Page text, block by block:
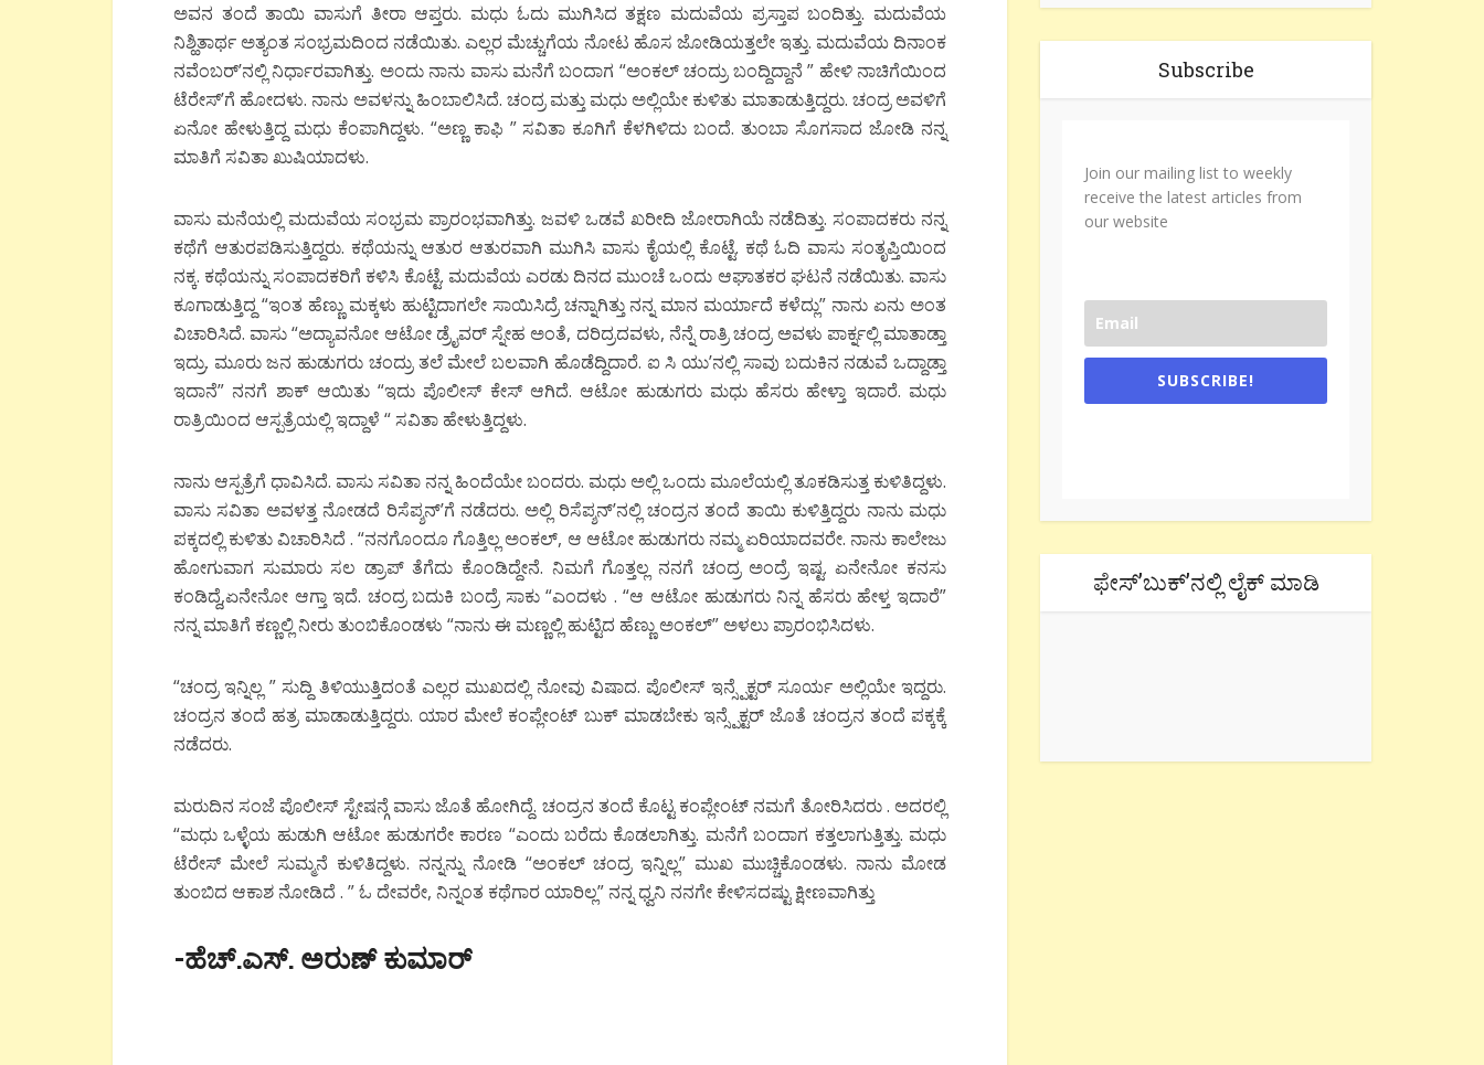
ಅವನ ತಂದೆ ತಾಯಿ ವಾಸುಗೆ ತೀರಾ ಆಪ್ತರು. ಮಧು ಓದು ಮುಗಿಸಿದ ತಕ್ಷಣ ಮದುವೆಯ ಪ್ರಸ್ತಾಪ ಬಂದಿತ್ತು. ಮದುವೆಯ
ನಿಶ್ಹಿತಾರ್ಥ ಅತ್ಯಂತ ಸಂಭ್ರಮದಿಂದ ನಡೆಯಿತು. ಎಲ್ಲರ ಮೆಚ್ಚುಗೆಯ ನೋಟ ಹೊಸ ಜೋಡಿಯತ್ತಲೇ ಇತ್ತು. ಮದುವೆಯ ದಿನಾಂಕ
ನವೆಂಬರ್’ನಲ್ಲಿ ನಿರ್ಧಾರವಾಗಿತ್ತು. ಅಂದು ನಾನು ವಾಸು ಮನೆಗೆ ಬಂದಾಗ “ಅಂಕಲ್ ಚಂದ್ರು ಬಂದ್ದಿದ್ದಾನೆ ” ಹೇಳಿ ನಾಚಿಗೆಯಿಂದ
ಟೆರೇಸ್’ಗೆ ಹೋದಳು. ನಾನು ಅವಳನ್ನು ಹಿಂಬಾಲಿಸಿದೆ. ಚಂದ್ರ ಮತ್ತು ಮಧು ಅಲ್ಲಿಯೇ ಕುಳಿತು ಮಾತಾಡುತ್ತಿದ್ದರು. ಚಂದ್ರ ಅವಳಿಗೆ
ಏನೋ ಹೇಳುತ್ತಿದ್ದ ಮಧು ಕೆಂಪಾಗಿದ್ದಳು. “ಅಣ್ಣ ಕಾಫಿ ” ಸವಿತಾ ಕೂಗಿಗೆ ಕೆಳಗಿಳಿದು ಬಂದೆ. ತುಂಬಾ ಸೊಗಸಾದ ಜೋಡಿ ನನ್ನ
ಮಾತಿಗೆ ಸವಿತಾ ಖುಷಿಯಾದಳು.
ವಾಸು ಮನೆಯಲ್ಲಿ ಮದುವೆಯ ಸಂಭ್ರಮ ಪ್ರಾರಂಭವಾಗಿತ್ತು. ಜವಳಿ ಒಡವೆ ಖರೀದಿ ಜೋರಾಗಿಯೆ ನಡೆದಿತ್ತು. ಸಂಪಾದಕರು ನನ್ನ
ಕಥೆಗೆ ಆತುರಪಡಿಸುತ್ತಿದ್ದರು. ಕಥೆಯನ್ನು ಆತುರ ಆತುರವಾಗಿ ಮುಗಿಸಿ ವಾಸು ಕೈಯಲ್ಲಿ ಕೊಟ್ಟೆ. ಕಥೆ ಓದಿ ವಾಸು ಸಂತೃಪ್ತಿಯಿಂದ
ನಕ್ಕ. ಕಥೆಯನ್ನು ಸಂಪಾದಕರಿಗೆ ಕಳಿಸಿ ಕೊಟ್ಟೆ. ಮದುವೆಯ ಎರಡು ದಿನದ ಮುಂಚೆ ಒಂದು ಆಘಾತಕರ ಘಟನೆ ನಡೆಯಿತು. ವಾಸು
ಕೂಗಾಡುತ್ತಿದ್ದ “ಇಂತ ಹೆಣ್ಣು ಮಕ್ಕಳು ಹುಟ್ಟಿದಾಗಲೇ ಸಾಯಿಸಿದ್ರೆ ಚನ್ನಾಗಿತ್ತು ನನ್ನ ಮಾನ ಮರ್ಯಾದೆ ಕಳೆದ್ಲು” ನಾನು ಏನು ಅಂತ
ವಿಚಾರಿಸಿದೆ. ವಾಸು “ಅದ್ಯಾವನೋ ಆಟೋ ಡ್ರೈವರ್ ಸ್ನೇಹ ಅಂತೆ, ದರಿದ್ರದವಳು, ನೆನ್ನೆ ರಾತ್ರಿ ಚಂದ್ರ ಅವಳು ಪಾರ್ಕ್ನಲ್ಲಿ ಮಾತಾಡ್ತಾ
ಇದ್ರು. ಮೂರು ಜನ ಹುಡುಗರು ಚಂದ್ರು ತಲೆ ಮೇಲೆ ಬಲವಾಗಿ ಹೊಡೆದ್ದಿದಾರೆ. ಐ ಸಿ ಯು’ನಲ್ಲಿ ಸಾವು ಬದುಕಿನ ನಡುವೆ ಒದ್ದಾಡ್ತಾ
ಇದಾನೆ” ನನಗೆ ಶಾಕ್ ಆಯಿತು “ಇದು ಪೊಲೀಸ್ ಕೇಸ್ ಆಗಿದೆ. ಆಟೋ ಹುಡುಗರು ಮಧು ಹೆಸರು ಹೇಳ್ತಾ ಇದಾರೆ. ಮಧು
ರಾತ್ರಿಯಿಂದ ಆಸ್ಪತ್ರೆಯಲ್ಲಿ ಇದ್ದಾಳೆ “ ಸವಿತಾ ಹೇಳುತ್ತಿದ್ದಳು.
ನಾನು ಆಸ್ಪತ್ರೆಗೆ ಧಾವಿಸಿದೆ. ವಾಸು ಸವಿತಾ ನನ್ನ ಹಿಂದೆಯೇ ಬಂದರು. ಮಧು ಅಲ್ಲಿ ಒಂದು ಮೂಲೆಯಲ್ಲಿ ತೂಕಡಿಸುತ್ತ ಕುಳಿತಿದ್ದಳು.
ವಾಸು ಸವಿತಾ ಅವಳತ್ತ ನೋಡದೆ ರಿಸೆಪ್ಶನ್’ಗೆ ನಡೆದರು. ಅಲ್ಲಿ ರಿಸೆಪ್ಶನ್’ನಲ್ಲಿ ಚಂದ್ರನ ತಂದೆ ತಾಯಿ ಕುಳಿತ್ತಿದ್ದರು ನಾನು ಮಧು
ಪಕ್ಕದಲ್ಲಿ ಕುಳಿತು ವಿಚಾರಿಸಿದೆ . “ನನಗೊಂದೂ ಗೊತ್ತಿಲ್ಲ ಅಂಕಲ್, ಆ ಆಟೋ ಹುಡುಗರು ನಮ್ಮ ಏರಿಯಾದವರೇ. ನಾನು ಕಾಲೇಜು
ಹೋಗುವಾಗ ಸುಮಾರು ಸಲ ಡ್ರಾಪ್ ತೆಗೆದು ಕೊಂಡಿದ್ದೇನೆ. ನಿಮಗೆ ಗೊತ್ತಲ್ಲ ನನಗೆ ಚಂದ್ರ ಅಂದ್ರೆ ಇಷ್ಟ. ಏನೇನೋ ಕನಸು
ಕಂಡಿದ್ದೆ,ಏನೇನೋ ಆಗ್ತಾ ಇದೆ. ಚಂದ್ರ ಬದುಕಿ ಬಂದ್ರೆ ಸಾಕು “ಎಂದಳು . “ಆ ಆಟೋ ಹುಡುಗರು ನಿನ್ನ ಹೆಸರು ಹೇಳ್ತ ಇದಾರೆ”
ನನ್ನ ಮಾತಿಗೆ ಕಣ್ಣಲ್ಲಿ ನೀರು ತುಂಬಿಕೊಂಡಳು “ನಾನು ಈ ಮಣ್ಣಲ್ಲಿ ಹುಟ್ಟಿದ ಹೆಣ್ಣು ಅಂಕಲ್” ಅಳಲು ಪ್ರಾರಂಭಿಸಿದಳು.
“ಚಂದ್ರ ಇನ್ನಿಲ್ಲ ” ಸುದ್ದಿ ತಿಳಿಯುತ್ತಿದಂತೆ ಎಲ್ಲರ ಮುಖದಲ್ಲಿ ನೋವು ವಿಷಾದ. ಪೊಲೀಸ್ ಇನ್ಸ್ಪೆಕ್ಟರ್ ಸೂರ್ಯ ಅಲ್ಲಿಯೇ ಇದ್ದರು.
ಚಂದ್ರನ ತಂದೆ ಹತ್ರ ಮಾಡಾಡುತ್ತಿದ್ದರು. ಯಾರ ಮೇಲೆ ಕಂಪ್ಲೇಂಟ್ ಬುಕ್ ಮಾಡಬೇಕು ಇನ್ಸ್ಪೆಕ್ಟರ್ ಜೊತೆ ಚಂದ್ರನ ತಂದೆ ಪಕ್ಕಕ್ಕೆ
ನಡೆದರು.
ಮರುದಿನ ಸಂಜೆ ಪೊಲೀಸ್ ಸ್ಟೇಷನ್ಗೆ ವಾಸು ಜೊತೆ ಹೋಗಿದ್ದೆ. ಚಂದ್ರನ ತಂದೆ ಕೊಟ್ಟ ಕಂಪ್ಲೇಂಟ್ ನಮಗೆ ತೋರಿಸಿದರು . ಅದರಲ್ಲಿ
“ಮಧು ಒಳ್ಳೆಯ ಹುಡುಗಿ ಆಟೋ ಹುಡುಗರೇ ಕಾರಣ “ಎಂದು ಬರೆದು ಕೊಡಲಾಗಿತ್ತು. ಮನೆಗೆ ಬಂದಾಗ ಕತ್ತಲಾಗುತ್ತಿತ್ತು. ಮಧು
ಟೆರೇಸ್ ಮೇಲೆ ಸುಮ್ಮನೆ ಕುಳಿತಿದ್ದಳು. ನನ್ನನ್ನು ನೋಡಿ “ಅಂಕಲ್ ಚಂದ್ರ ಇನ್ನಿಲ್ಲ” ಮುಖ ಮುಚ್ಚಿಕೊಂಡಳು. ನಾನು ಮೋಡ
ತುಂಬಿದ ಆಕಾಶ ನೋಡಿದೆ . ” ಓ ದೇವರೇ, ನಿನ್ನಂತ ಕಥೆಗಾರ ಯಾರಿಲ್ಲ” ನನ್ನ ಧ್ವನಿ ನನಗೇ ಕೇಳಿಸದಷ್ಟು ಕ್ಷೀಣವಾಗಿತ್ತು
-ಹೆಚ್.ಎಸ್. ಅರುಣ್ ಕುಮಾರ್
Subscribe
Join our mailing list to weekly
receive the latest articles from
our website
SUBSCRIBE!
ಫೇಸ್’ಬುಕ್’ನಲ್ಲಿ ಲೈಕ್ ಮಾಡಿ